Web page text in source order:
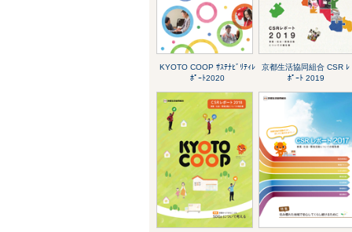
KYOTO COOP ｻｽﾃﾅﾋﾞﾘﾃｨﾚ
ﾎﾟｰﾄ2020
京都生活協同組合 CSR ﾚ
ﾎﾟｰﾄ 2019